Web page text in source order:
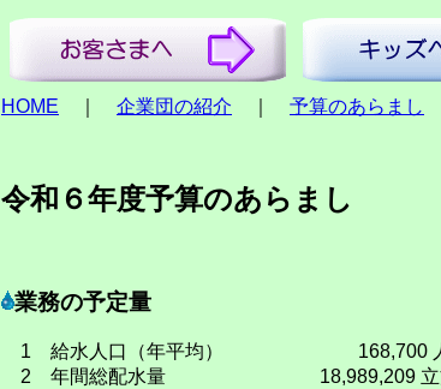
HOME 企業団の紹介 予算のあらまし
令和６年度予算のあらまし
業務の予定量
1 給水人口（年平均） 168,700
2 年間総配水量 18,989,209 立方